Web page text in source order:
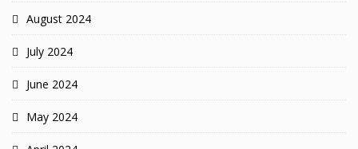
August 2024
July 2024
June 2024
May 2024